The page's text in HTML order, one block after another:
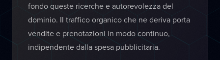
fondo queste ricerche e autorevolezza del
dominio. Il traffico organico che ne deriva porta
vendite e prenotazioni in modo continuo,
indipendente dalla spesa pubblicitaria.